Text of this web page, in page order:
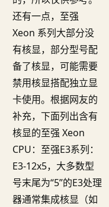
还有一点，至强
Xeon 系列大部分没
有核显，部分型号配
备了核显，可能需要
禁用核显搭配独立显
卡使用。根据网友的
补充，下面列出含有
核显的至强 Xeon
CPU：至强E3系列：
E3-12x5，大多数型
号末尾为“5”的E3处理
器通常集成核显（如